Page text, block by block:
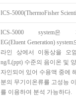
ICS-5000(ThermoFisher
ICS-5000 system은
EG(Eluent Generation)
라인 상에서 이동상을 오
ng/L(ppt) 수준의 음이온 및
자인되어 있어 수용액 중에
분의 무기이온류를 고성능
를 이용하여 분석 가능하다.